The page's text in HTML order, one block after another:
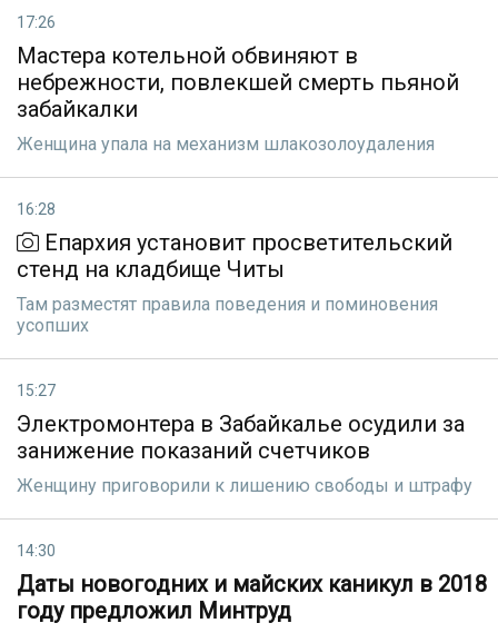
17:26
Мастера котельной обвиняют в
небрежности, повлекшей смерть пьяной
забайкалки
Женщина упала на механизм шлакозолоудаления
16:28
Епархия установит просветительский
стенд на кладбище Читы
Там разместят правила поведения и поминовения
усопших
15:27
Электромонтера в Забайкалье осудили за
занижение показаний счетчиков
Женщину приговорили к лишению свободы и штрафу
14:30
Даты новогодних и майских каникул в 2018
году предложил Минтруд